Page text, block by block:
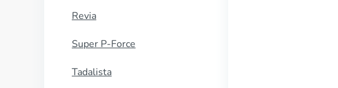
Revia
Super P-Force
Tadalista